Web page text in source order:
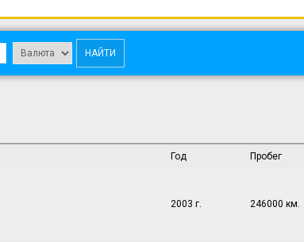
Год Пробег
2003 г. 246000 км.